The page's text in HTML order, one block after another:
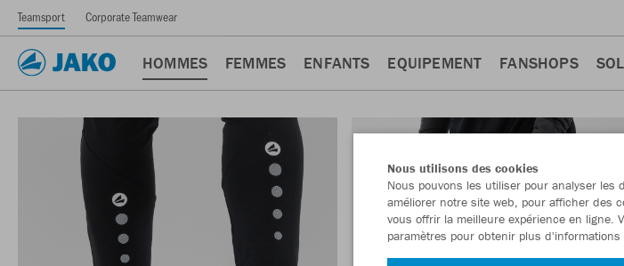
Teamsport Corporate Teamwear
HOMMES FEMMES ENFANTS EQUIPEMENT FANSHOPS
Nous utilisons des cookies
Nous pouvons les utiliser pour analyser les
améliorer notre site web, pour afficher des
vous offrir la meilleure expérience en ligne.
paramètres pour obtenir plus